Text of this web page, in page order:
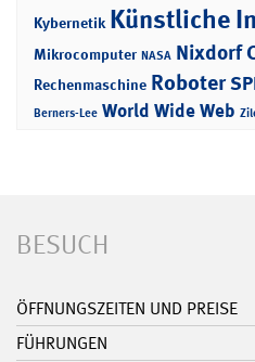
Kybernetik Künstliche
Mikrocomputer NASA Nixdorf
Rechenmaschine Roboter
Berners-Lee World Wide Web
BESUCH
ÖFFNUNGSZEITEN UND PREISE
FÜHRUNGEN